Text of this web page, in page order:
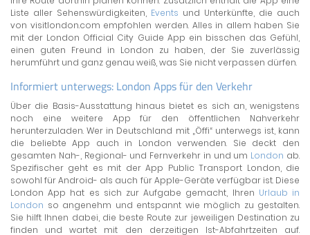
Liste aller Sehenswürdigkeiten, Events und Unterkünfte, die auch
von visitlondon.com empfohlen werden. Alles in allem haben Sie
mit der London Official City Guide App ein bisschen das Gefühl,
einen guten Freund in London zu haben, der Sie zuverlässig
herumführt und ganz genau weiß, was Sie nicht verpassen dürfen.
Informiert unterwegs: London Apps für den Verkehr
Über die Basis-Ausstattung hinaus bietet es sich an, wenigstens
noch eine weitere App für den öffentlichen Nahverkehr
herunterzuladen. Wer in Deutschland mit „Öffi“ unterwegs ist, kann
die beliebte App auch in London verwenden. Sie deckt den
gesamten Nah-, Regional- und Fernverkehr in und um London ab.
Spezifischer geht es mit der App Public Transport London, die
sowohl für Android- als auch für Apple-Geräte verfügbar ist. Diese
London App hat es sich zur Aufgabe gemacht, Ihren Urlaub in
London so angenehm und entspannt wie möglich zu gestalten.
Sie hilft Ihnen dabei, die beste Route zur jeweiligen Destination zu
finden und wartet mit den derzeitigen Ist-Abfahrtzeiten auf.